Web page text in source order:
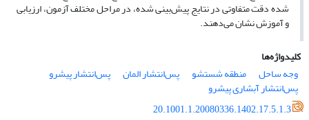
شده دقت متفاوتی در نتایج پیش‌بینی شده، در مراحل مختلف آزمون، ارزیابی
و آموزش نشان می‌دهند.
کلیدواژه‌ها
وجه ساحل
منطقه شستشو پس‌انتشار المان پس‌انتشار پیشرو
پس‌انتشار آبشاری پیشرو
20.1001.1.20080336.1402.17.5.1.3